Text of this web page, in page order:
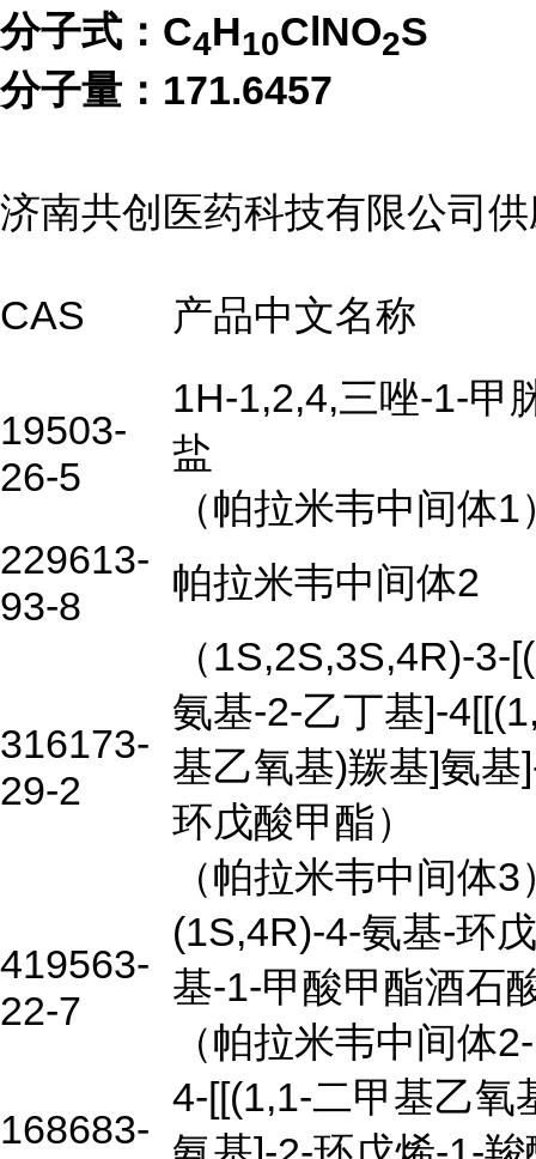
分子式： C4H10ClNO2S
分子量： 171.6457
济南共创医药科技有限公司
CAS 产品中文名称
19503-
26-5
1H-1,2,4,三唑-1-甲
盐
（帕拉米韦中间体1
229613-
93-8
帕拉米韦中间体2
316173-
29-2
（1S,2S,3S,4R)-3-
氨基-2-乙丁基]-
基乙氧基)羰基]氨基
环戊酸甲酯）
（帕拉米韦中间体3
419563-
22-7
(1S,4R)-4-氨基-环
基-1-甲酸甲酯酒石
（帕拉米韦中间体
168683-
4-[[(1,1-二甲基乙氧